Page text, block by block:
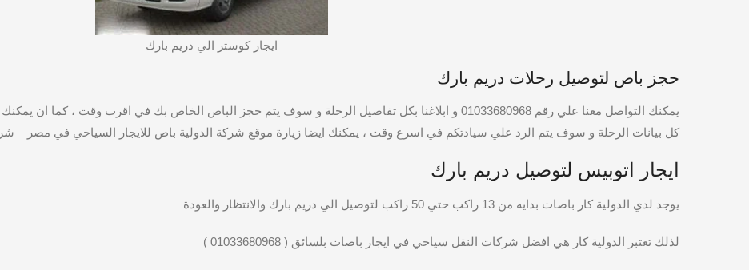
ايجار كوستر الي دريم بارك
حجز باص لتوصيل رحلات دريم بارك
يمكنك التواصل معنا علي رقم 01033680968 و ابلاغنا بكل تفاصيل الرحلة و سوف يتم حجز الباص الخاص بك في اقرب
كل بيانات الرحلة و سوف يتم الرد علي سيادتكم في اسرع وقت ، يمكنك ايضا زيارة موقع شركة الدولية باص للايجار السياحي في مصر –
ايجار اتوبيس لتوصيل دريم بارك
يوجد لدي الدولية كار باصات بدايه من 13 راكب حتي 50 راكب لتوصيل الي دريم بارك والانتظار والعودة
لذلك تعتبر الدولية كار هي افضل شركات النقل سياحي في ايجار باصات بلسائق ( 01033680968 )